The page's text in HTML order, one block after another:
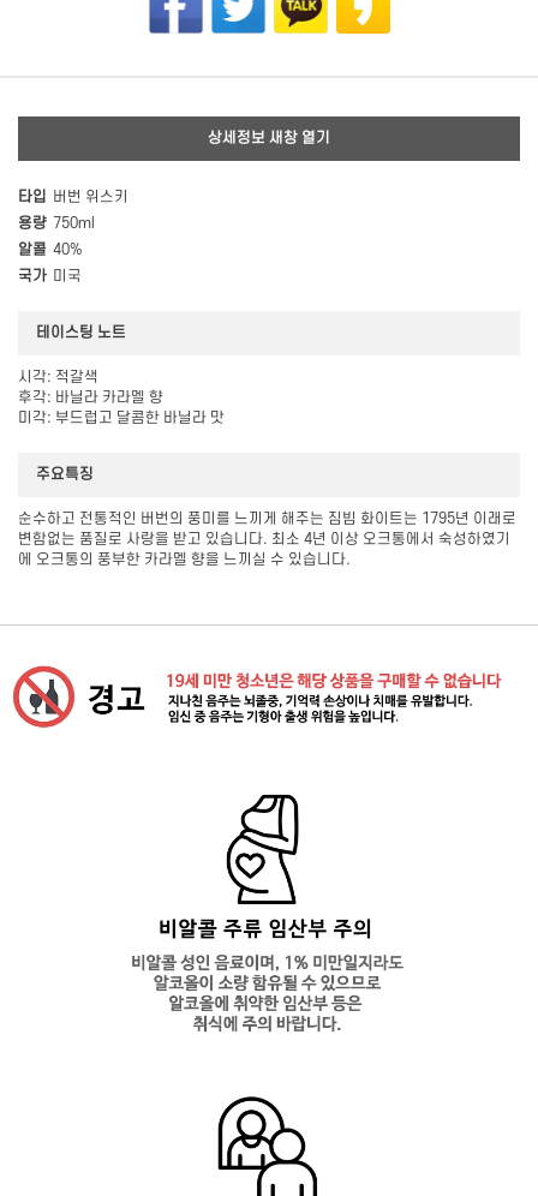
상세정보 새창 열기
타입
버번 위스키
용량 750ml
알콜 40%
국가 미국
테이스팅 노트
시각: 적갈색
후각: 바닐라 카라멜 향
미각: 부드럽고 달콤한 바닐라 맛
주요특징
순수하고 전통적인 버번의 풍미를 느끼게 해주는 짐빔 화이트는 1795년 이래로
변함없는 품질로 사랑을 받고 있습니다. 최소 4년 이상 오크통에서 숙성하였기
에 오크통의 풍부한 카라멜 향을 느끼실 수 있습니다.